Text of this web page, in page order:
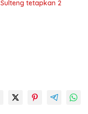
tetapkan 2